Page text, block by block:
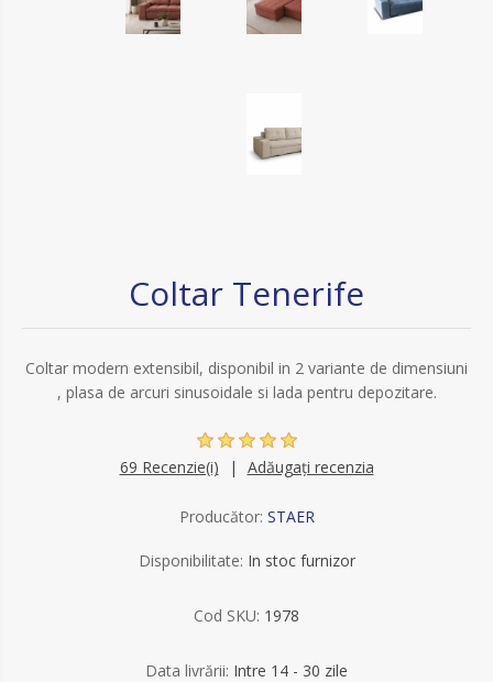
Coltar Tenerife
Coltar modern extensibil, disponibil in 2 variante de dimensiuni
, plasa de arcuri sinusoidale si lada pentru depozitare.
69 Recenzie(i) Adăugați recenzia
Producător: STAER
Disponibilitate: In stoc furnizor
Cod SKU: 1978
Data livrării: Intre 14 - 30 zile